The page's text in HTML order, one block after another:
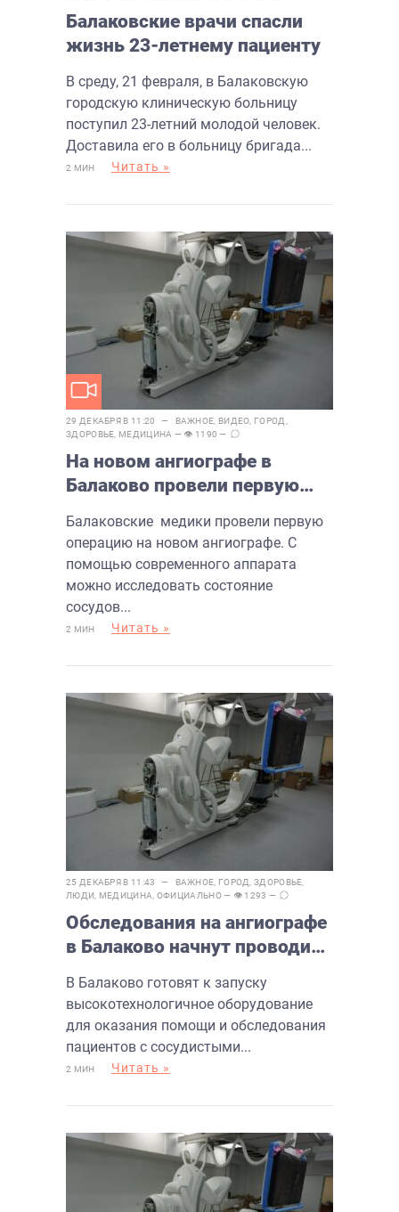
Балаковские врачи спасли
жизнь 23-летнему пациенту
В среду, 21 февраля, в Балаковскую
городскую клиническую больницу
поступил 23-летний молодой человек.
Доставила его в больницу бригада...
2 МИН Читать »
29 ДЕКАБРЯ В 11:20 — ВАЖНОЕ ВИДЕО ГОРОД
ЗДОРОВЬЕ МЕДИЦИНА — 👁 1190 —
На новом ангиографе в
Балаково провели первую
Балаковские медики провели первую
операцию на новом ангиографе. С
помощью современного аппарата
можно исследовать состояние
сосудов...
2 МИН Читать »
25 ДЕКАБРЯ В 11:43 — ВАЖНОЕ ГОРОД ,ЗДОРОВЬЕ
ЛЮДИ МЕДИЦИНА ОФИЦИАЛЬНО— 👁 1293 —
Обследования на ангиографе
в Балаково начнут проводить
В Балаково готовят к запуску
высокотехнологичное оборудование
для оказания помощи и обследования
пациентов с сосудистыми...
2 МИН Читать »